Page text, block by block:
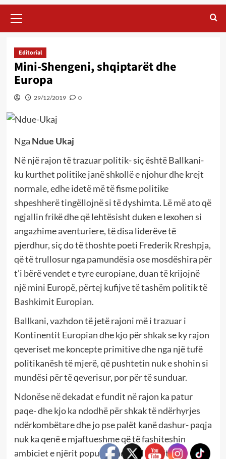
Menu
Editorial
Mini-Shengeni, shqiptarët dhe
Europa
29/12/2019 0
Nga Ndue Ukaj
Në një rajon të trazuar politik- siç është Ballkani-
ku kurthet politike janë shkollë e njohur dhe krejt
normale, edhe idetë më të fisme politike
shpeshherë tingëllojnë si të dyshimta. Lë më ato që
ngjallin frikë dhe që lehtësisht duken e lexohen si
angazhime aventuriere, të disa liderëve të
pjerdhur, siç do të thoshte poeti Frederik Rreshpja,
që të trullosur nga pamundësia ose mosdëshira për
t’i bërë vendet e tyre europiane, duan të krijojnë
një mini Europë, përtej kufijve të tashëm politik të
Bashkimit Europian.
Ballkani, vazhdon të jetë rajoni më i trazuar i
Kontinentit Europian dhe kjo për shkak se ky rajon
qeveriset me koncepte primitive dhe nga një tufë
politikanësh të mjerë, që pushtetin nuk e shohin si
mundësi për të qeverisur, por për të sunduar.
Ndonëse në dekadat e fundit në rajon ka patur
paqe- dhe kjo ka ndodhë për shkak të ndërhyrjes
ndërkombëtare dhe jo pse palët kanë dashur- paqja
nuk ka qenë e mjaftueshme që të fashiteshin
ambiciet e njërit popull kundruall tjetrit,